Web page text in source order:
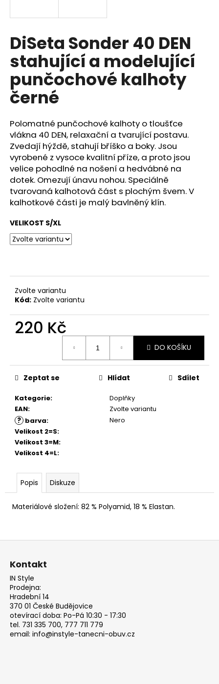
DiSeta Sonder 40 DEN
stahující a modelující
punčochové kalhoty
černé
Polomatné punčochové kalhoty o tloušťce
vlákna 40 DEN, relaxační a tvarující postavu.
Zvedají hýždě, stahují bříško a boky. Jsou
vyrobené z vysoce kvalitní příze, a proto jsou
velice pohodlné na nošení a hedvábné na
dotek. Omezují únavu nohou. Speciálně
tvarovaná kalhotová část s plochým švem. V
kalhotkové části je malý bavlněný klín.
VELIKOST S/XL
Zvolte variantu
Kód: Zvolte variantu
220 Kč
DO KOŠÍKU
Kategorie:
Doplňky
EAN: Zvolte variantu
? barva:
Nero
Velikost 2=S:
Velikost 3=M:
Velikost 4=L:
Zeptat se Hlídat Sdílet
Popis Diskuze
Materiálové složení: 82 % Polyamid, 18 % Elastan.
í
t
?
D
o
p
o
r
č
u
j
e
DÁMSKÉ
TANEČNÍ
BOTY
R329
ZLATÁ
PODPATEK
CM
590
Kč
Z
Kontakt
IN Style
Prodejna:
Hradební 14
370 01 České Budějovice
otevírací doba: Po-Pá 10:30 - 17:30
tel. 731 335 700, 777 711 779
email: info@instyle-tanecni-obuv.cz